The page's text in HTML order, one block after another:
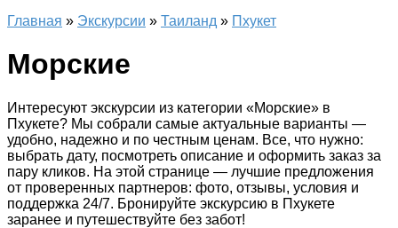
Главная » Экскурсии » Таиланд » Пхукет
Морские
Интересуют экскурсии из категории «Морские» в
Пхукете? Мы собрали самые актуальные варианты —
удобно, надежно и по честным ценам. Все, что нужно:
выбрать дату, посмотреть описание и оформить заказ за
пару кликов. На этой странице — лучшие предложения
от проверенных партнеров: фото, отзывы, условия и
поддержка 24/7. Бронируйте экскурсию в Пхукете
заранее и путешествуйте без забот!